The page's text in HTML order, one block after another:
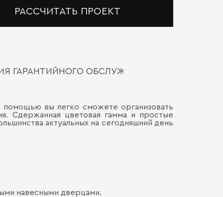
РАССЧИТАТЬ ПРОЕКТ
ГАРАНТИЙНОГО ОБСЛУЖИВАНИЯ
помощью вы легко сможете организовать
Сдержанная цветовая гамма и простые
актуальных на сегодняшний день
навесными дверцами.